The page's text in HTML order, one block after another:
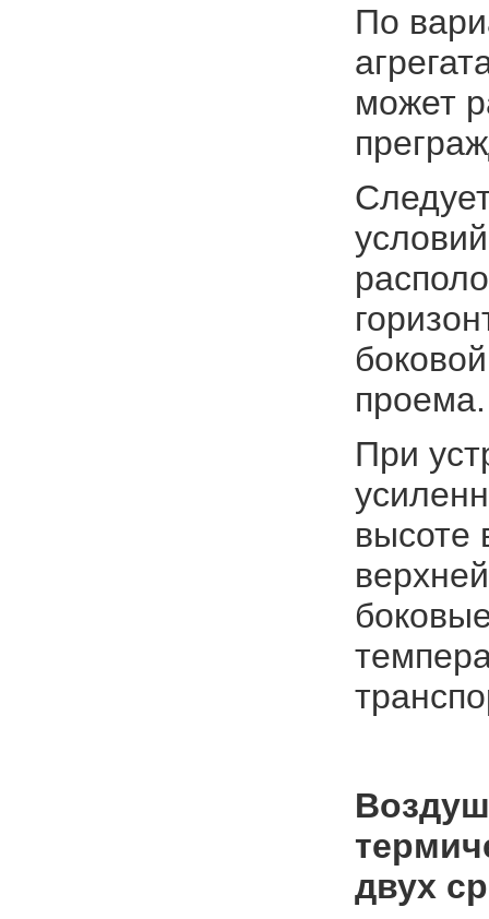
По
может
проема.
При
высоте
двух